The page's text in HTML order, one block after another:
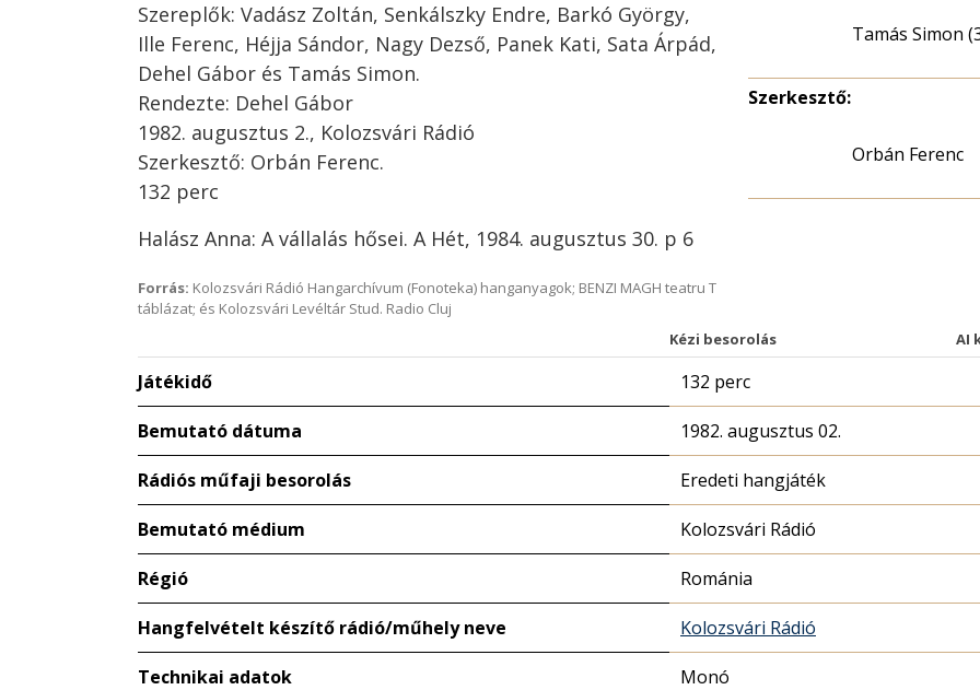
Szereplők: Vadász Zoltán, Senkálszky Endre, Barkó György,
Ille Ferenc, Héjja Sándor, Nagy Dezső, Panek Kati, Sata Árpád,
Dehel Gábor és Tamás Simon.
Rendezte: Dehel Gábor
1982. augusztus 2., Kolozsvári Rádió
Szerkesztő: Orbán Ferenc.
132 perc
Halász Anna: A vállalás hősei. A Hét, 1984. augusztus 30. p 6
Forrás: Kolozsvári Rádió Hangarchívum (Fonoteka) hanganyagok; BENZI MAGH teatru T
táblázat; és Kolozsvári Levéltár Stud. Radio Cluj
Tamás Simon
Szerkesztő:
Orbán Ferenc
Kézi besorolás AI
Játékidő 132 perc
Bemutató dátuma 1982. augusztus 02.
Rádiós műfaji besorolás Eredeti hangjáték
Bemutató médium Kolozsvári Rádió
Régió Románia
Hangfelvételt készítő rádió/műhely neve Kolozsvári Rádió
Technikai adatok Monó